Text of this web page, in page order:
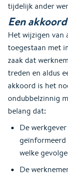
tijdelijk ander
Een akkoord
Het wijzigen van
toegestaan met
zaak dat
treden en aldus
akkoord is het
ondubbelzinnig
belang dat:
De
geïnformeerd
welke
De